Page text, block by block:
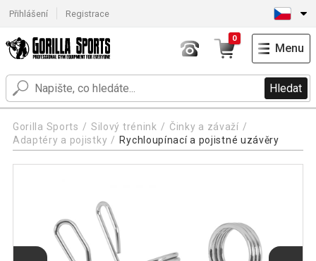
Přihlášení Registrace
Hledat
0
Menu
Gorilla Sports Silový trénink
Činky a závaží
Adaptéry a pojistky
Rychloupínací a pojistné uzávěry